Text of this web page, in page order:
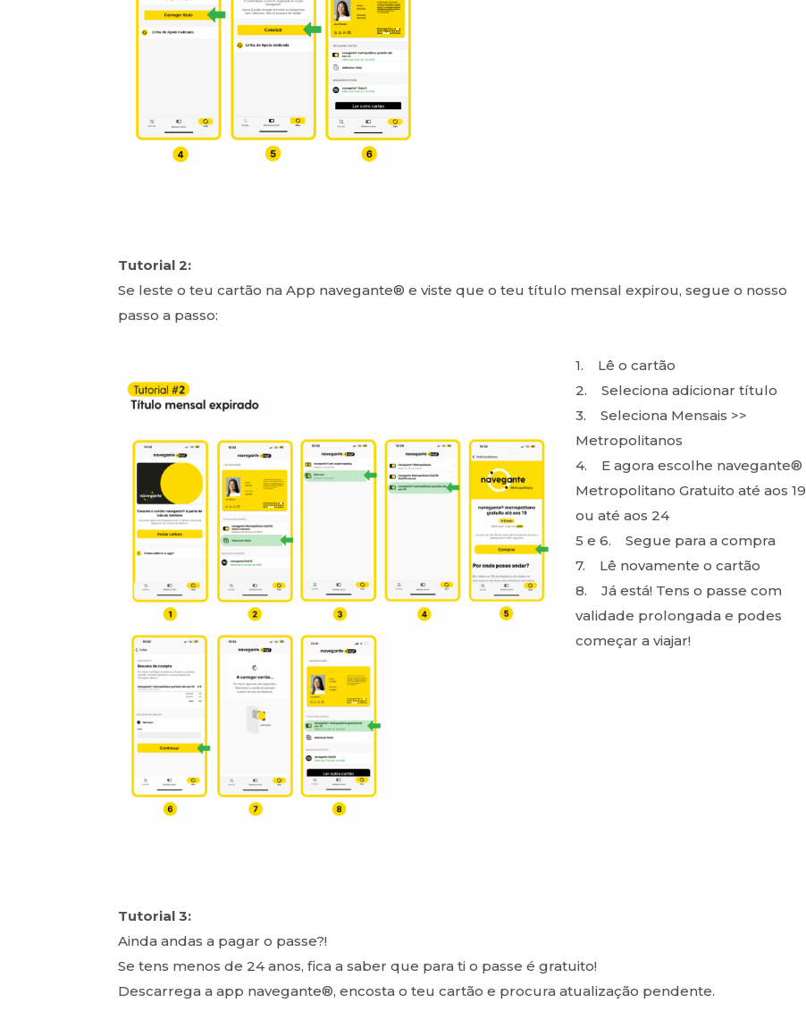
Tutorial 2:
Se leste o teu cartão na App navegante® e viste que o teu título mensal expirou, segue o nosso
passo a passo:
1. Lê o cartão
2. Seleciona adicionar título
3. Seleciona Mensais >>
Metropolitanos
4. E agora escolhe navegante®
Metropolitano Gratuito até aos 19
ou até aos 24
5 e 6. Segue para a compra
7. Lê novamente o cartão
8. Já está! Tens o passe com
validade prolongada e podes
começar a viajar!
Tutorial 3:
Ainda andas a pagar o passe?!
Se tens menos de 24 anos, fica a saber que para ti o passe é gratuito!
Descarrega a app navegante®, encosta o teu cartão e procura atualização pendente.